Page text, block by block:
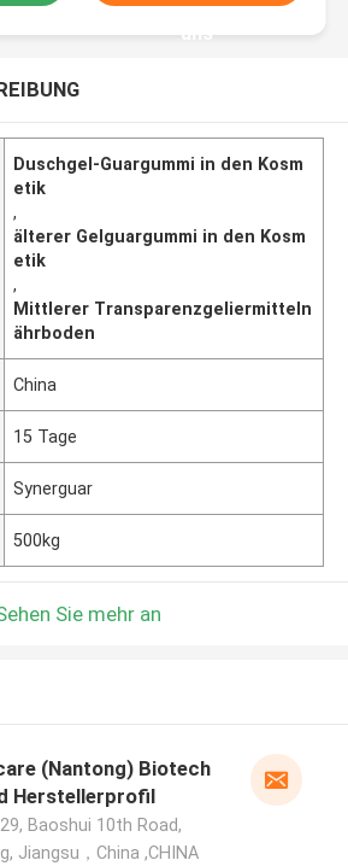
uns
Duschgel-Guargummi in den Kosm
etik
,
älterer Gelguargummi in den Kosm
etik
,
Mittlerer Transparenzgeliermitteln
ährboden
China
15 Tage
Synerguar
500kg
Sie mehr an
(Nantong) Biotech
Herstellerprofil
Baoshui 10th Road,
Jiangsu，China ,CHINA